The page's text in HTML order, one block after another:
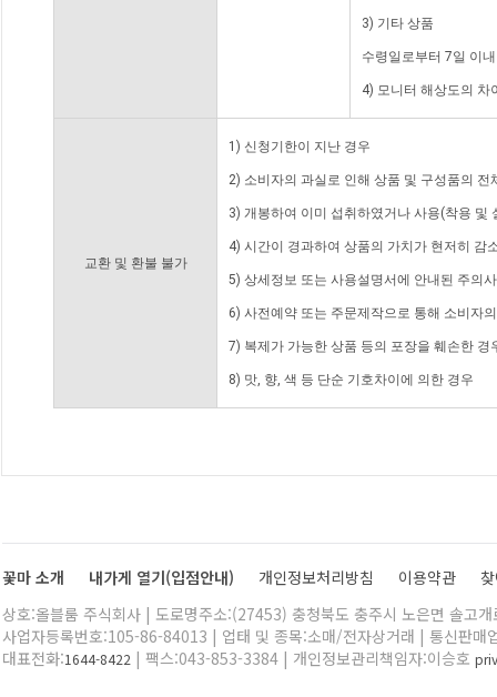
3) 기타 상품
수령일로부터 7일 이
4) 모니터 해상도의 차
교환 및 환불 불가
1) 신청기한이 지난 경우
2) 소비자의 과실로 인해 상품 및 구성품의
3) 개봉하여 이미 섭취하였거나 사용(착용 및
4) 시간이 경과하여 상품의 가치가 현저히 감
5) 상세정보 또는 사용설명서에 안내된 주의
6) 사전예약 또는 주문제작으로 통해 소비자
7) 복제가 가능한 상품 등의 포장을 훼손한 경
8) 맛, 향, 색 등 단순 기호차이에 의한 경우
꽃마 소개 내가게 열기(입점안내) 개인정보처리방침 이용약관
상호:올블룸 주식회사 | 도로명주소:(27453) 충청북도 충주시 노은면 솔고
사업자등록번호:105-86-84013 | 업태 및 종목:소매/전자상거래 | 통신판매
대표전화:1644-8422 | 팩스:043-853-3384 | 개인정보관리책임자:이승호